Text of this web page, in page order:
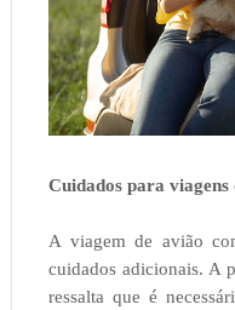
Cuidados para viagens
A viagem de avião
cuidados adicionais. A
ressalta que é